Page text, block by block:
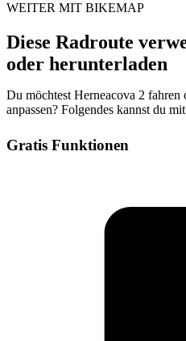
WEITER MIT BIKEMAP
Diese Radroute
oder herunterladen
Du möchtest Herneacova 2 fahren
anpassen? Folgendes kannst du
Gratis Funktionen